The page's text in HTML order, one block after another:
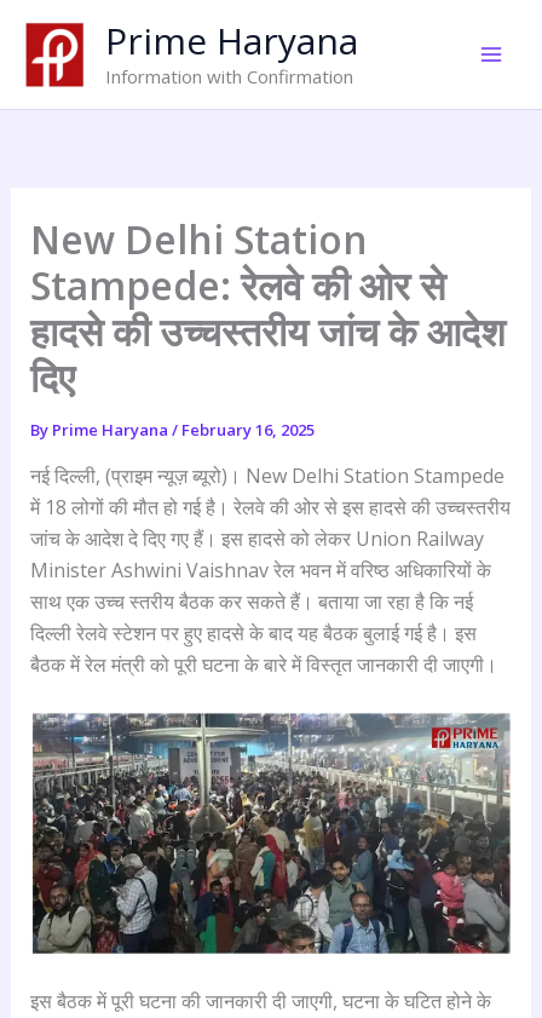
content
Prime Haryana
Information with Confirmation
New Delhi Station
Stampede: रेलवे की ओर से
हादसे की उच्चस्तरीय जांच के आदेश
दिए
By Prime Haryana / February 16, 2025
नई दिल्ली, (प्राइम न्यूज़ ब्यूरो)। New Delhi Station Stampede
में 18 लोगों की मौत हो गई है। रेलवे की ओर से इस हादसे की उच्चस्तरीय
जांच के आदेश दे दिए गए हैं। इस हादसे को लेकर Union Railway
Minister Ashwini Vaishnav रेल भवन में वरिष्ठ अधिकारियों के
साथ एक उच्च स्तरीय बैठक कर सकते हैं। बताया जा रहा है कि नई
दिल्ली रेलवे स्टेशन पर हुए हादसे के बाद यह बैठक बुलाई गई है। इस
बैठक में रेल मंत्री को पूरी घटना के बारे में विस्तृत जानकारी दी जाएगी।
इस बैठक में पूरी घटना की जानकारी दी जाएगी, घटना के घटित होने के